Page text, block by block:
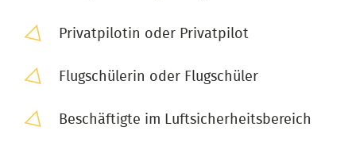
Privatpilotin oder Privatpilot
Flugschülerin oder Flugschüler
Beschäftigte im Luftsicherheitsbereich